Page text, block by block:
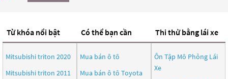
Từ khóa nổi bật
Mitsubishi triton 2020
Mitsubishi triton 2011
Có thể bạn cần
Mua bán ô tô
Mua bán ô tô Toyota
Thi thử bằng lái xe
Ôn Tập Mô Phỏng Lái
Xe